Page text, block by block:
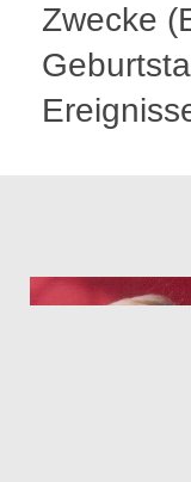
Zwecke